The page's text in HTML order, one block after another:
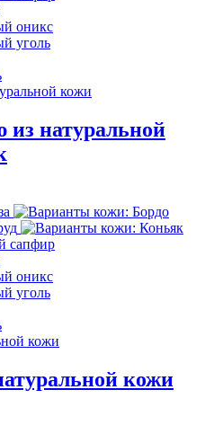
натуральной
кожи